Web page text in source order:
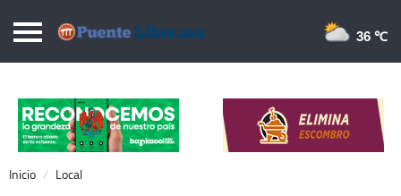
Puentelibre.mx
Local
Nacional
Opinión
36 ℃
Inicio Local